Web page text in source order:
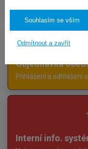
Souhlasím se vším
Odmítnout a zavřít
Objednávka
Přihlášení a odhlášení
Interní info.